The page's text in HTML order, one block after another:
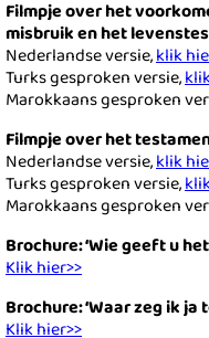
Filmpje over het
misbruik en het
Nederlandse versie,klik
Turks gesproken versie,
Marokkaans gesproken
Filmpje over het
Nederlandse versie,klik
Turks gesproken versie,
Marokkaans gesproken
Brochure: ‘Wie geeft u
Klik hier>>
Brochure: ‘Waar zeg ik ja
Klik hier>>